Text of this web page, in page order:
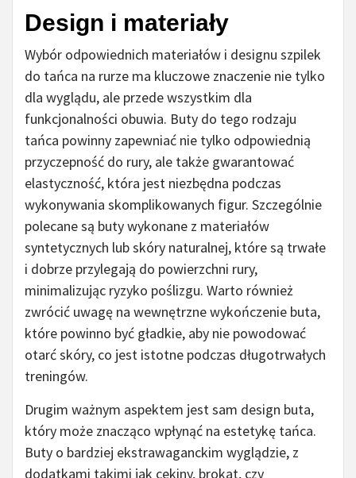
Design i materiały
Wybór odpowiednich materiałów i designu szpilek
do tańca na rurze ma kluczowe znaczenie nie tylko
dla wyglądu, ale przede wszystkim dla
funkcjonalności obuwia. Buty do tego rodzaju
tańca powinny zapewniać nie tylko odpowiednią
przyczepność do rury, ale także gwarantować
elastyczność, która jest niezbędna podczas
wykonywania skomplikowanych figur. Szczególnie
polecane są buty wykonane z materiałów
syntetycznych lub skóry naturalnej, które są trwałe
i dobrze przylegają do powierzchni rury,
minimalizując ryzyko poślizgu. Warto również
zwrócić uwagę na wewnętrzne wykończenie buta,
które powinno być gładkie, aby nie powodować
otarć skóry, co jest istotne podczas długotrwałych
treningów.
Drugim ważnym aspektem jest sam design buta,
który może znacząco wpłynąć na estetykę tańca.
Buty o bardziej ekstrawaganckim wyglądzie, z
dodatkami takimi jak cekiny, brokat, czy